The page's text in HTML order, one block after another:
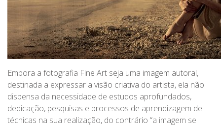
Embora a fotografia Fine Art seja uma imagem autoral,
destinada a expressar a visão criativa do artista, ela não
dispensa da necessidade de estudos aprofundados,
dedicação, pesquisas e processos de aprendizagem de
técnicas na sua realização, do contrário “a imagem se